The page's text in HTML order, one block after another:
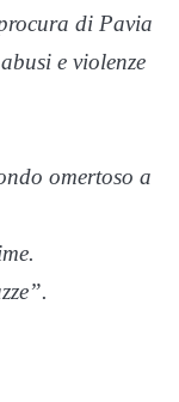
di Pavia
e violenze
omertoso a